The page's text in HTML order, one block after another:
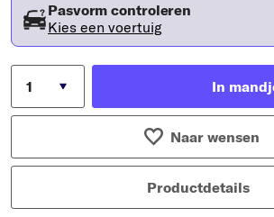
Pasvorm controleren
Kies een voertuig
In
Naar wensen
Productdetails